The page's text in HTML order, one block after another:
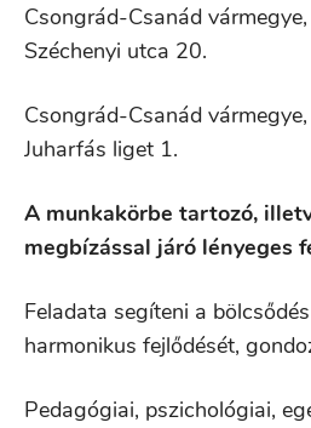
Csongrád-Csanád
Széchenyi utca 20.
Csongrád-Csanád
Juharfás liget 1.
A munkakörbe tartozó,
megbízással járó lényeges
Feladata segíteni a
harmonikus fejlődését,
Pedagógiai, pszichológiai,